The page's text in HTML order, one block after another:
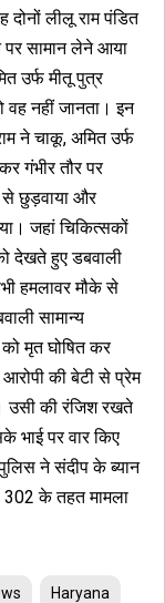
दोनों लीलू राम पंडित
सामान लेने आया
उर्फ मीतू पुत्र
वह नहीं जानता। इन
ने चाकू, अमित उर्फ
गंभीर तौर पर
से छुड़वाया और
जहां चिकित्सकों
देखते हुए डबवाली
हमलावर मौके से
सामान्य
मृत घोषित कर
की बेटी से प्रेम
उसी की रंजिश रखते
भाई पर वार किए
ने संदीप के ब्यान
302 के तहत मामला
Haryana